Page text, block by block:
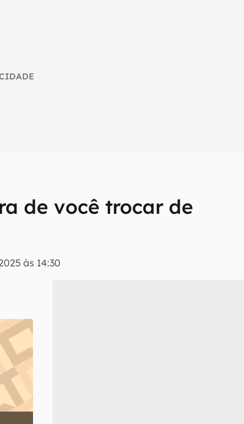
de você trocar de
às 14:30
reviews sobre tecnologia em primeira
e Política de Privacidade do Canaltech.